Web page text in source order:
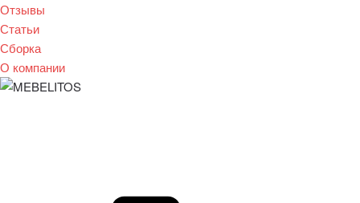
Отзывы
Статьи
Сборка
О компании